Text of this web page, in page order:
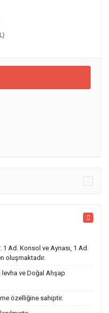
1 Ad. Konsol ve Aynası, 1 Ad.
oluşmaktadır.
ve Doğal Ahşap
özelliğine sahiptir.